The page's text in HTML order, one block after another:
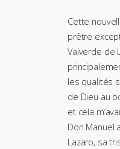
Cette
prêtre
Valverde de
les qualités
de Dieu au
et cela
Don Manuel
Lazaro, sa